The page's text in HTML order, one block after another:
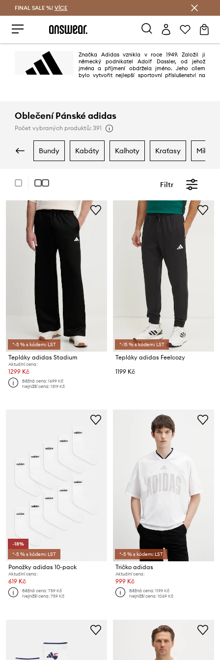
FINAL SALE %! VÍCE
Značka Adidas vznikla v roce 1949. Založil ji
německý podnikatel Adolf Dassler, od jehož
jména a příjmení obdržela jméno. Jeho cílem
bylo vytvořit nejlepší sportovní příslušenství na
Oblečení Pánské adidas
Počet vybraných produktů: 391
bundy kabáty kalhoty kraťasy mikiny
Filtr
*-5 % s kódem: LST
Tepláky adidas Stadium
Aktuální cena:
1299 Kč
Běžná cena:1699 Kč
Nejnižší cena:1319 Kč
*-15 % s kódem: LST
Tepláky adidas Feelcozy
1199 Kč
-18%
*-5 % s kódem: LST
Ponožky adidas 10-pack
Aktuální cena:
619 Kč
Běžná cena:759 Kč
Nejnižší cena:759 Kč
*-5 % s kódem: LST
Tričko adidas
Aktuální cena:
999 Kč
Běžná cena:1199 Kč
Nejnižší cena:1069 Kč